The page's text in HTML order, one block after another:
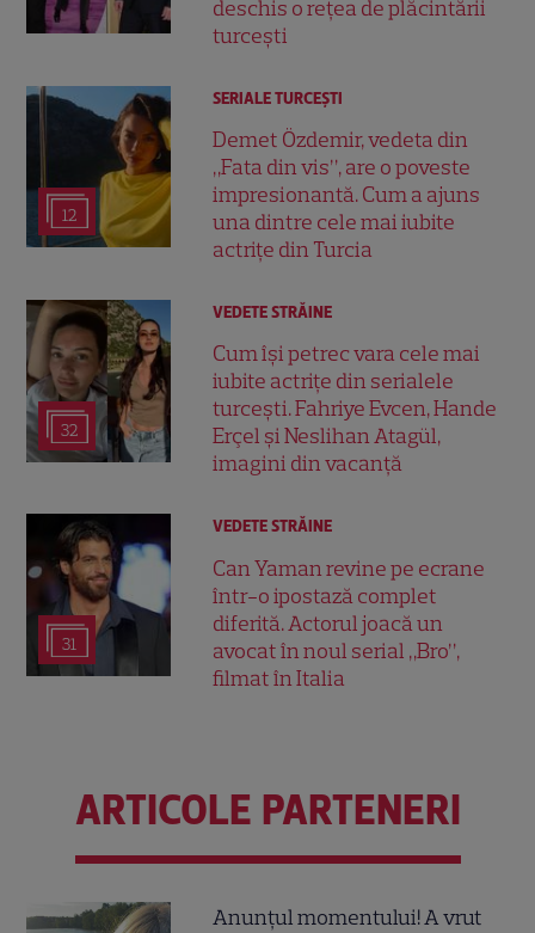
deschis o rețea de plăcintării
turcești
12
SERIALE TURCEŞTI
Demet Özdemir, vedeta din
„Fata din vis”, are o poveste
impresionantă. Cum a ajuns
una dintre cele mai iubite
actrițe din Turcia
32
VEDETE STRĂINE
Cum își petrec vara cele mai
iubite actrițe din serialele
turcești. Fahriye Evcen, Hande
Erçel și Neslihan Atagül,
imagini din vacanță
31
VEDETE STRĂINE
Can Yaman revine pe ecrane
într-o ipostază complet
diferită. Actorul joacă un
avocat în noul serial „Bro”,
filmat în Italia
ARTICOLE PARTENERI
Anunțul momentului! A vrut